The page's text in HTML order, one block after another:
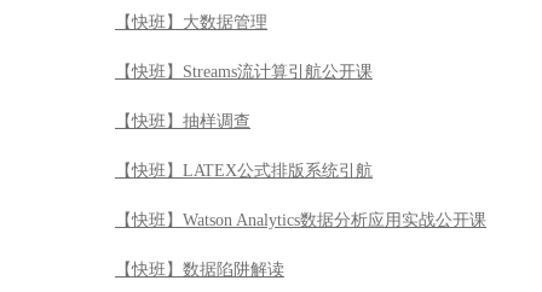
【快班】大数据管理
【快班】Streams流计算引航公开课
【快班】抽样调查
【快班】LATEX公式排版系统引航
【快班】Watson Analytics数据分析应用实战公开课
【快班】数据陷阱解读